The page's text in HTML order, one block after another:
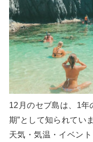
12月のセブ島は、1年
期”として知られていま
天気・気温・イベン